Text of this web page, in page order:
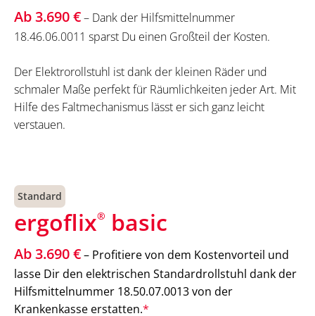
Ab 3.690 €– Dank der Hilfsmittelnummer
18.46.06.0011 sparst Du einen Großteil der Kosten.
Der Elektrorollstuhl ist dank der kleinen Räder und
schmaler Maße perfekt für Räumlichkeiten jeder Art. Mit
Hilfe des Faltmechanismus lässt er sich ganz leicht
verstauen.
Standard
ergoflix® basic
Ab 3.690 €– Profitiere von dem Kostenvorteil und
lasse Dir den elektrischen Standardrollstuhl dank der
Hilfsmittelnummer 18.50.07.0013 von der
Krankenkasse erstatten.*